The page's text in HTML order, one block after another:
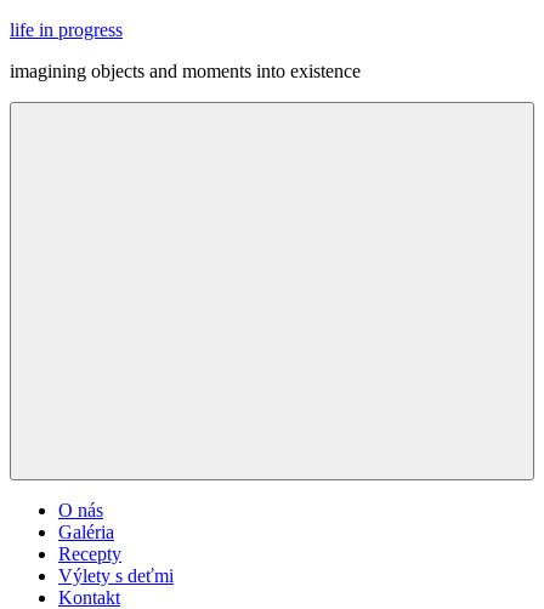
Skip
content
life in progress
imagining objects and moments into existence
O nás
Galéria
Recepty
Výlety s deťmi
Kontakt